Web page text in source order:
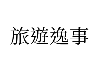
旅遊逸事